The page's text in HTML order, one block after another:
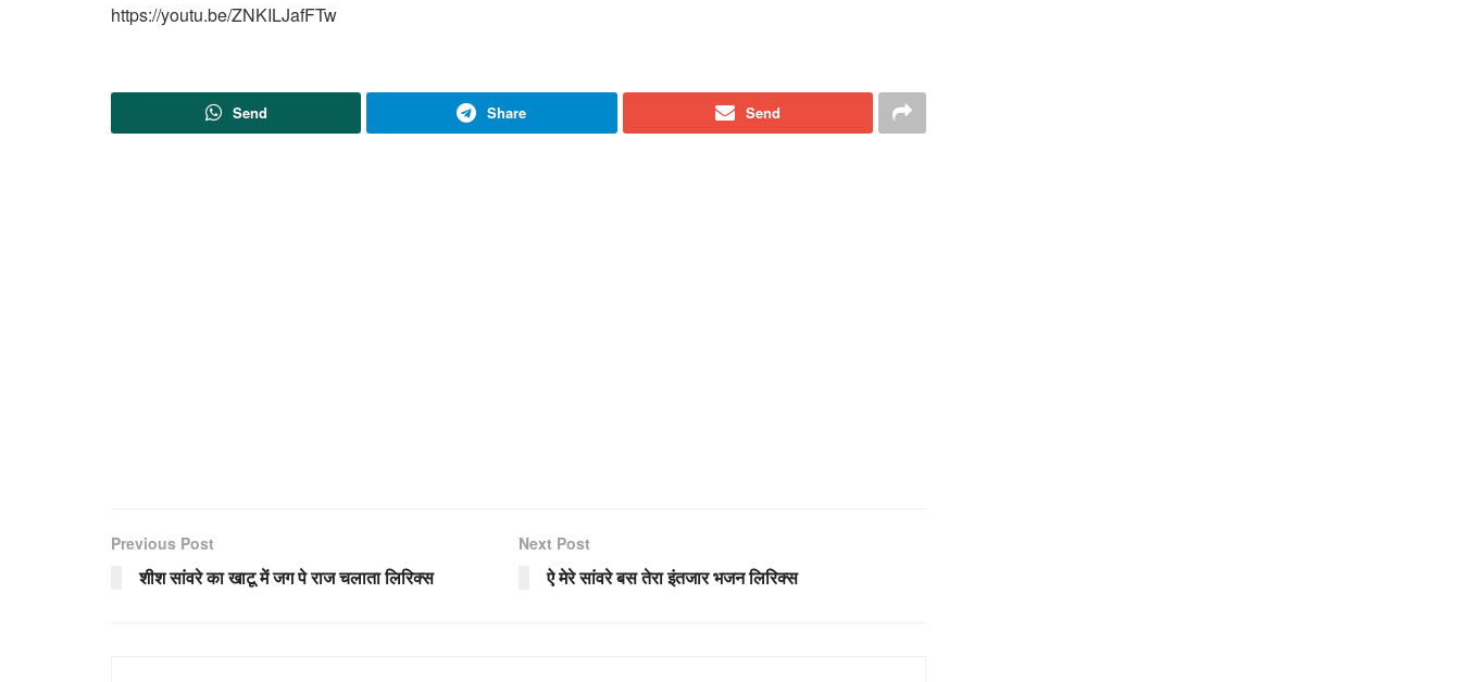
https://youtu.be/ZNKILJafFTw
Send Share Send
Previous Post
शीश सांवरे का खाटू में जग पे राज चलाता लिरिक्स
Next Post
ऐ मेरे सांवरे बस तेरा इंतजार भजन लिरिक्स